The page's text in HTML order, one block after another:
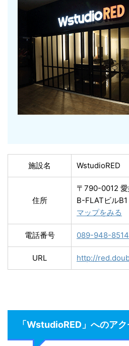
施設名 WstudioRED
住所
〒790-0012
B-FLATビルB1
マップをみる
電話番号 089-948-8514
URL http://
「WstudioRED」へのア